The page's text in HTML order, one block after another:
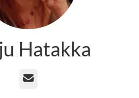
Hatakka
Sähköposti